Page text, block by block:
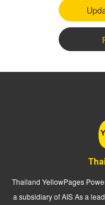
Thailand YellowPages
a subsidiary of AIS As a